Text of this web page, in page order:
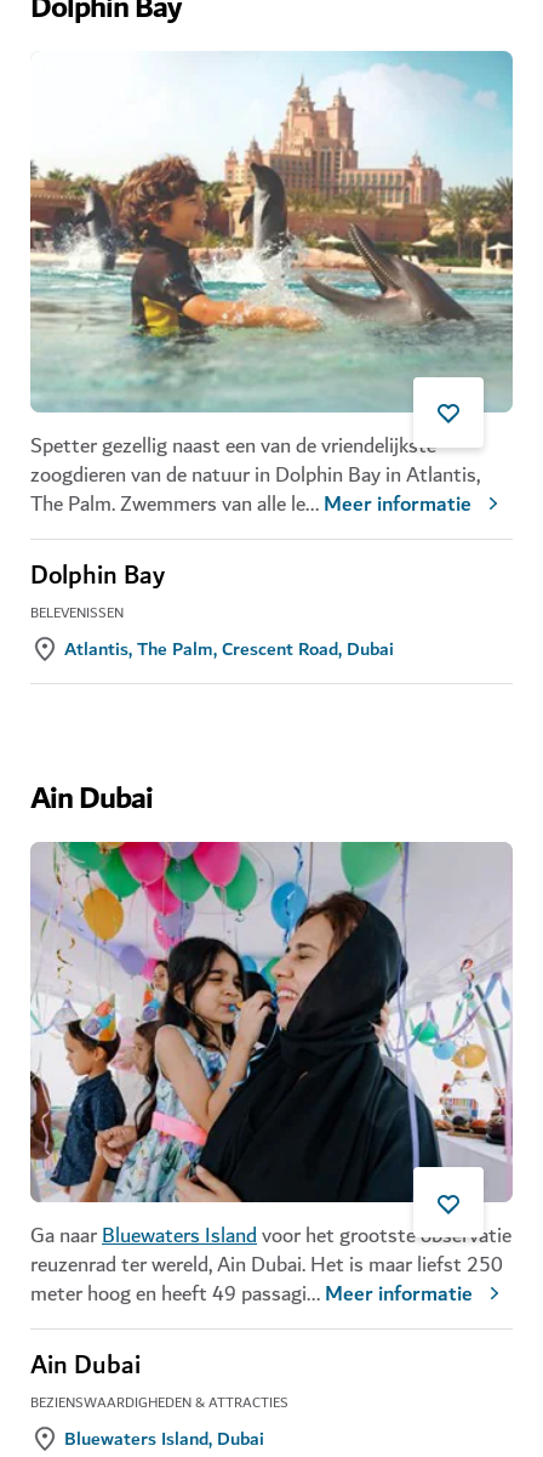
Spetter gezellig naast een van de vriendelijkste
zoogdieren van de natuur in Dolphin Bay inAtlantis,
The Palm. Zwemmers van alle le...Meer informatie
Dolphin Bay
BELEVENISSEN
Atlantis, The Palm, Crescent Road, Dubai
Ain Dubai
Ga naarBluewaters Islandvoor het grootste observatie
reuzenrad ter wereld, Ain Dubai. Het is maar liefst 250
meter hoog en heeft 49 passagi...Meer informatie
Ain Dubai
BEZIENSWAARDIGHEDEN & ATTRACTIES
Bluewaters Island, Dubai